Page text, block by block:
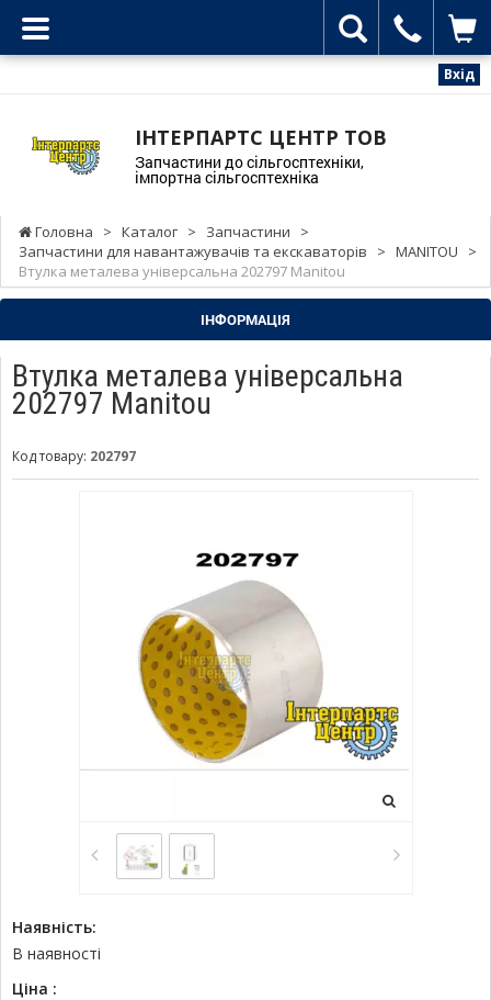
Вхід
ІНТЕРПАРТС ЦЕНТР ТОВ
Запчастини до сільгосптехніки,
імпортна сільгосптехніка
Головна > Каталог > Запчастини
>
Запчастини для навантажувачів та екскаваторів
> MANITOU
>
Втулка металева універсальна 202797 Manitou
ІНФОРМАЦІЯ
Втулка металева універсальна
202797 Manitou
Код товару: 202797
Наявність:
В наявності
Ціна :